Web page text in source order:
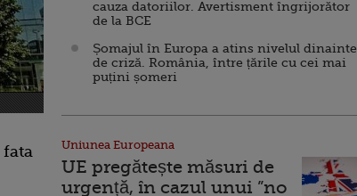
cauza datoriilor. Avertisment îngrijorător
de la BCE
Șomajul în Europa a atins nivelul dinainte
de criză. România, între țările cu cei mai
puțini șomeri
Uniunea Europeana
UE pregătește măsuri de
urgență, în cazul unui ”no